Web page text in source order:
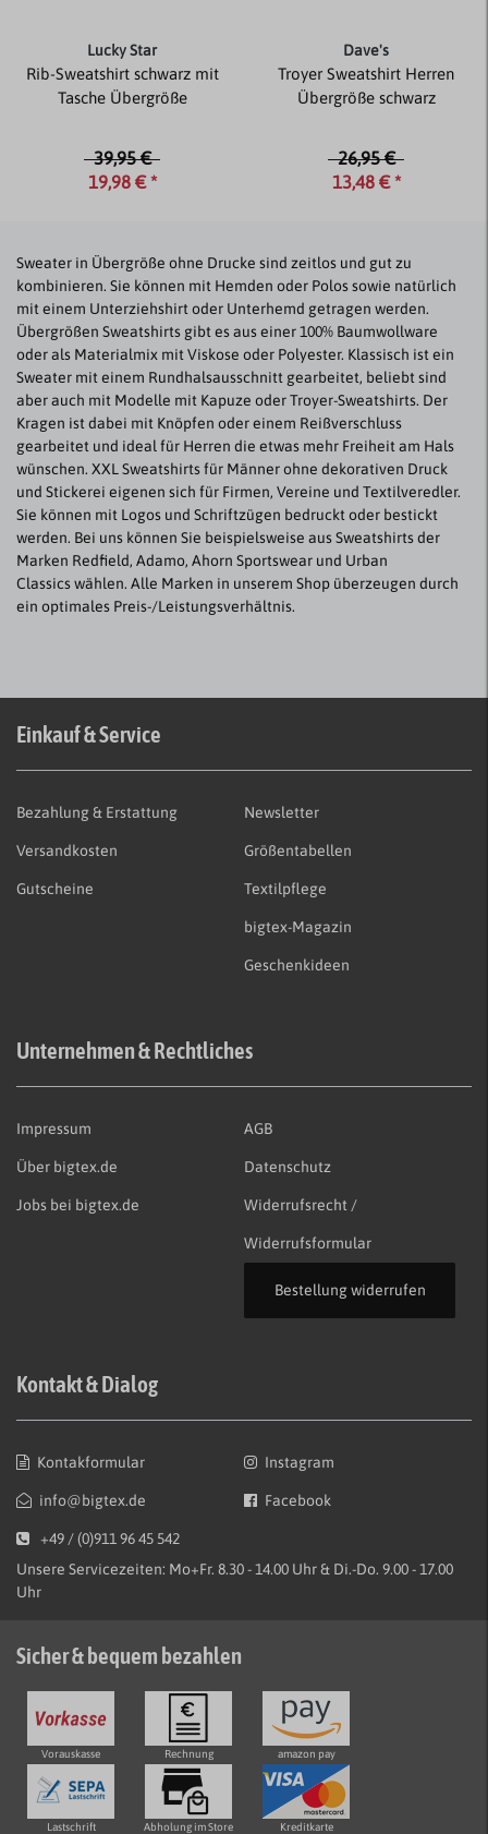
Lucky Star
Rib-Sweatshirt schwarz mit
Tasche Übergröße
39,95 €
19,98 € *
Dave's
Troyer Sweatshirt Herren
Übergröße schwarz
26,95 €
13,48 € *
Sweater in Übergröße ohne Drucke sind zeitlos und gut zu
kombinieren. Sie können mit Hemden oder Polos sowie natürlich
mit einem Unterziehshirt oder Unterhemd getragen werden.
Übergrößen Sweatshirts gibt es aus einer 100% Baumwollware
oder als Materialmix mit Viskose oder Polyester. Klassisch ist ein
Sweater mit einem Rundhalsausschnitt gearbeitet, beliebt sind
aber auch mit Modelle mit Kapuze oder Troyer-Sweatshirts. Der
Kragen ist dabei mit Knöpfen oder einem Reißverschluss
gearbeitet und ideal für Herren die etwas mehr Freiheit am Hals
wünschen. XXL Sweatshirts für Männer ohne dekorativen Druck
und Stickerei eigenen sich für Firmen, Vereine und Textilveredler.
Sie können mit Logos und Schriftzügen bedruckt oder bestickt
werden. Bei uns können Sie beispielsweise aus Sweatshirts der
Marken Redfield, Adamo, Ahorn Sportswear und Urban
Classics wählen. Alle Marken in unserem Shop überzeugen durch
ein optimales Preis-/Leistungsverhältnis.
Einkauf & Service
Bezahlung & Erstattung
Versandkosten
Gutscheine
Newsletter
Größentabellen
Textilpflege
bigtex-Magazin
Geschenkideen
Unternehmen & Rechtliches
Impressum
Über bigtex.de
Jobs bei bigtex.de
AGB
Datenschutz
Widerrufsrecht /
Widerrufsformular
Bestellung widerrufen
Kontakt & Dialog
Kontakformular
info@bigtex.de
Instagram
Facebook
+49 / (0)911 96 45 542
Unsere Servicezeiten: Mo+Fr. 8.30 - 14.00 Uhr & Di.-Do. 9.00 - 17.00
Uhr
Sicher & bequem bezahlen
Vorauskasse Rechnung amazon pay
Lastschrift Abholung im Store Kreditkarte